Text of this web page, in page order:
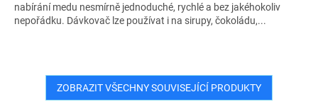
nabírání medu nesmírně jednoduché, rychlé a bez jakéhokoliv
nepořádku. Dávkovač lze používat i na sirupy, čokoládu,...
ZOBRAZIT VŠECHNY SOUVISEJÍCÍ PRODUKTY